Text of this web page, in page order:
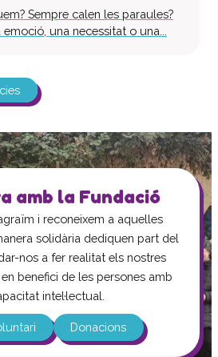
Sempre calen les paraules?
una necessitat o una...
amb la Fundació
i reconeixem a aquelles
solidària dediquen part del
nos a fer realitat els nostres
benefici de les persones amb
intel·lectual.
Donacions